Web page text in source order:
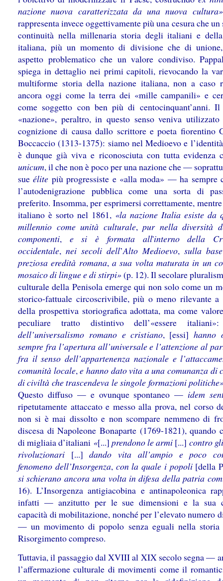
nazione nuova caratterizzata da una nuova cultura»
rappresenta invece oggettivamente più una cesura che un
continuità nella millenaria storia degli italiani e
italiana, più un momento di divisione che di
aspetto problematico che un valore condiviso.
spiega in dettaglio nei primi capitoli, rievocando la
multiforme storia della nazione italiana, non a caso
ancora oggi come la terra dei «mille campanili» e
come soggetto con ben più di centocinquant’anni. Il
«nazione», peraltro, in questo senso veniva
cognizione di causa dallo scrittore e poeta fiorentino
Boccaccio (1313-1375): siamo nel Medioevo e
è dunque già viva e riconosciuta con tutta evidenza
unicum, il che non è poco per una nazione che —
sue élite più progressiste e «alla moda» — ha sempre
l’autodenigrazione pubblica come una sorta di
preferito. Insomma, per esprimersi correttamente,
italiano è sorto nel 1861, «la nazione Italia esiste da
millennio come unità culturale, pur nella diversità
componenti, e si è formata all'interno della
occidentale, nei secoli dell’Alto Medioevo, sulla
preziosa eredità romana,a sua volta maturata in un
mosaico di lingue e di stirpi»(p. 12). Il secolare
culturale della Penisola emerge qui non solo come un
storico-fattuale circoscrivibile, più o meno rilevante a
della prospettiva storiografica adottata, ma come
peculiare tratto distintivo dell’«essere
dell’universalismo romano e cristiano, [essi]hanno
sempre fra l’apertura all’universale e l’attenzione al
fra il senso dell’appartenenza nazionale e
comunità locale,e hanno dato vita a una comunanza di
di civiltà che trascendeva le singole formazioni
Questo diffuso — e ovunque spontaneo — idem
ripetutamente attaccato e messo alla prova, nel corso
non si è mai dissolto e non scompare nemmeno di
discesa di Napoleone Bonaparte (1769-1821), quando
di migliaia d’italiani «[...] prendono le armi [...] contro
rivoluzionari [...]dando vita all’ampio e poco
fenomeno dell’Insorgenza, con la quale i popoli [della
si schierano ancora una volta in difesa della patria
16). L’Insorgenza antigiacobina e antinapoleonica
infatti — anzitutto per le sue dimensioni e la sua
capacità di mobilitazione, nonché per l’elevato numero
— un movimento di popolo senza eguali nella storia
Risorgimento compreso.
Tuttavia, il passaggio dal XVIII al XIX secolo segna —
l’affermazione culturale di movimenti come il